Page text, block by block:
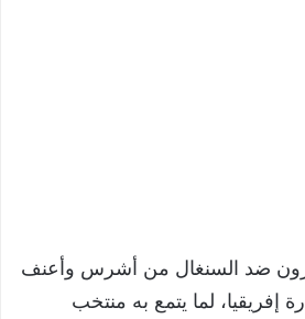
ضد السنغال من أشرس وأعنف
إفريقيا، لما يتمع به منتخب